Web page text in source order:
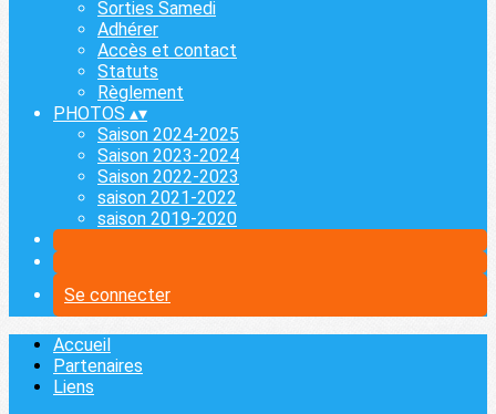
Sorties Samedi
Adhérer
Accès et contact
Statuts
Règlement
PHOTOS ▴▾
Saison 2024-2025
Saison 2023-2024
Saison 2022-2023
saison 2021-2022
saison 2019-2020
Se connecter
Accueil
Partenaires
Liens